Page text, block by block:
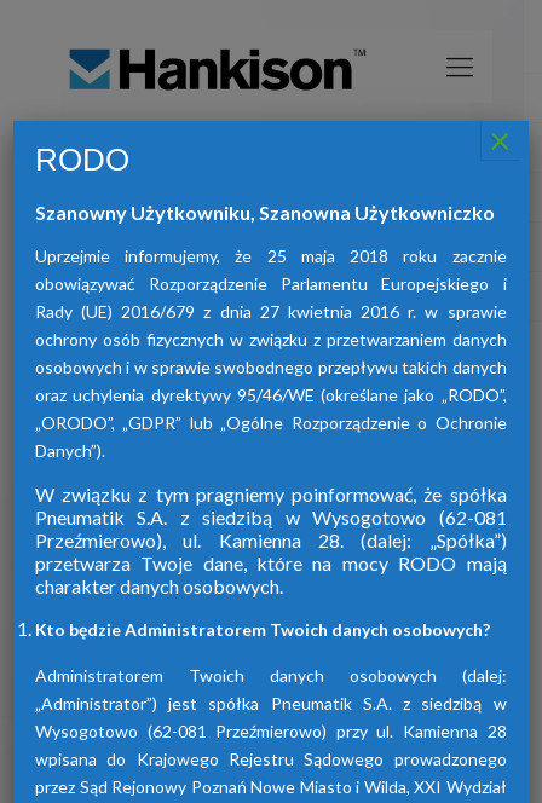
HANKISON
Firma Pneumatik pojawiła się na rynku
sprężonego powietrza, dostarczając
urządzeń.
Dowiedz się więcej
RODO
Szanowny Użytkowniku, Szanowna Użytkowniczko
Uprzejmie informujemy, że 25 maja 2018 roku zacznie
obowiązywać Rozporządzenie Parlamentu Europejskiego i
Rady (UE) 2016/679 z dnia 27 kwietnia 2016 r. w sprawie
ochrony osób fizycznych w związku z przetwarzaniem danych
osobowych i w sprawie swobodnego przepływu takich danych
oraz uchylenia dyrektywy 95/46/WE (określane jako „RODO”,
„ORODO”, „GDPR” lub „Ogólne Rozporządzenie o Ochronie
Danych”).
W związku z tym pragniemy poinformować, że spółka
Pneumatik S.A. z siedzibą w Wysogotowo (62-081
Przeźmierowo), ul. Kamienna 28. (dalej: „Spółka”)
przetwarza Twoje dane, które na mocy RODO mają
charakter danych osobowych.
Kto będzie Administratorem Twoich danych osobowych?
Administratorem Twoich danych osobowych (dalej:
„Administrator”) jest spółka Pneumatik S.A. z siedzibą w
Wysogotowo (62-081 Przeźmierowo) przy ul. Kamienna 28
wpisana do Krajowego Rejestru Sądowego prowadzonego
przez Sąd Rejonowy Poznań Nowe Miasto i Wilda, XXI Wydział
×